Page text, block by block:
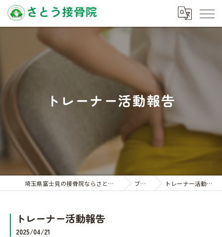
トレーナー活動報告
埼玉県富士見の接骨院ならさとう接骨院 ブログ トレーナー活動報告
トレーナー活動報告
2025/04/21